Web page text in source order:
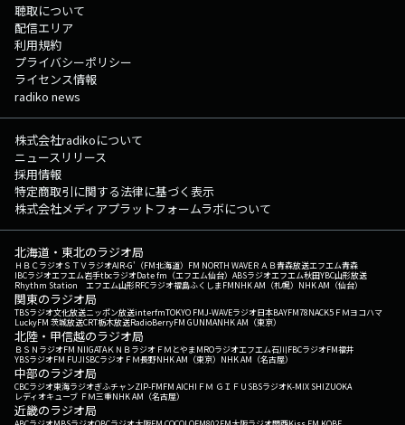
聴取について
配信エリア
利用規約
プライバシーポリシー
ライセンス情報
radiko news
株式会社radikoについて
ニュースリリース
採用情報
特定商取引に関する法律に基づく表示
株式会社メディアプラットフォームラボについて
北海道・東北のラジオ局
ＨＢＣラジオＳＴＶラジオAIR-G'（FM北海道） FM NORTH WAVEＲＡＢ青森放送エフエム青森
IBCラジオエフエム岩手tbcラジオDate fm（エフエム仙台） ABSラジオエフエム秋田YBC山形放送
Rhythm Station エフエム山形RFCラジオ福島ふくしまFMNHK AM（札幌） NHK AM（仙台）
関東のラジオ局
TBSラジオ文化放送ニッポン放送interfmTOKYO FMJ-WAVEラジオ日本BAYFM78NACK5 ＦＭヨコハマ
LuckyFM 茨城放送CRT栃木放送RadioBerryFM GUNMANHK AM（東京）
北陸・甲信越のラジオ局
ＢＳＮラジオFM NIIGATAＫＮＢラジオ ＦＭとやまMROラジオエフエム石川FBCラジオFM福井
YBSラジオFM FUJISBCラジオ ＦＭ長野NHK AM（東京） NHK AM（名古屋）
中部のラジオ局
CBCラジオ東海ラジオぎふチャンZIP-FMFM AICHI ＦＭ ＧＩＦＵ SBSラジオK-MIX SHIZUOKA
レディオキューブ ＦＭ三重NHK AM（名古屋）
近畿のラジオ局